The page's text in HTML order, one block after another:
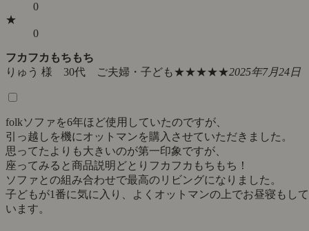
0
★
0
フカフカもちもち
りゅう 様 30代 ご夫婦・子ども★★★★★2025年7月24日
folkソファを6年ほど使用していたのですが、
引っ越しを機にオットマンを購入させていただきました。
思ってたよりも大きいのが第一印象ですが、
座ってみると商品説明どとりフカフカもちもち！
ソファとの組み合わせで最高のリビングになりました。
子どもが1番に気に入り、よくオットマンの上でお昼寝もして
います。